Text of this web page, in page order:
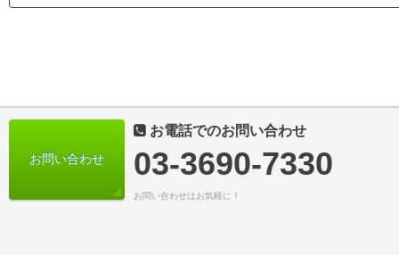
お問い合わせ
お電話でのお問い合わせ
03-3690-7330
お問い合わせはお気軽に！